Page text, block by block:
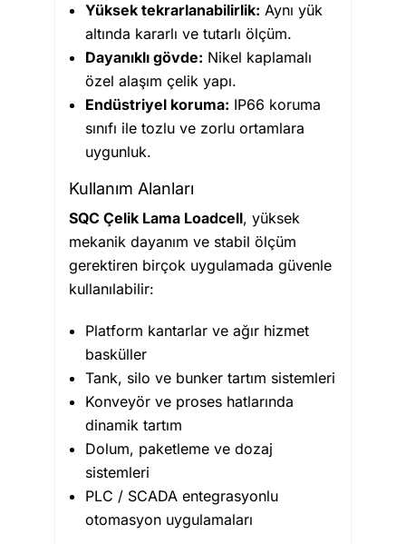
Yüksek tekrarlanabilirlik: Aynı yük
altında kararlı ve tutarlı ölçüm.
Dayanıklı gövde: Nikel kaplamalı
özel alaşım çelik yapı.
Endüstriyel koruma: IP66 koruma
sınıfı ile tozlu ve zorlu ortamlara
uygunluk.
Kullanım Alanları
SQC Çelik Lama Loadcell, yüksek
mekanik dayanım ve stabil ölçüm
gerektiren birçok uygulamada güvenle
kullanılabilir:
Platform kantarlar ve ağır hizmet
basküller
Tank, silo ve bunker tartım sistemleri
Konveyör ve proses hatlarında
dinamik tartım
Dolum, paketleme ve dozaj
sistemleri
PLC / SCADA entegrasyonlu
otomasyon uygulamaları